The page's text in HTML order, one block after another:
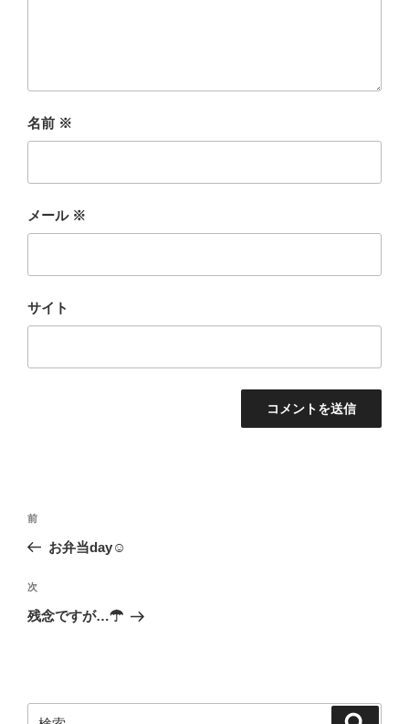
名前 ※
メール ※
サイト
投
ナ
ビ
ゲ
ン
前
の
稿
前
お弁当day☺
次
の
次
残念ですが…☂